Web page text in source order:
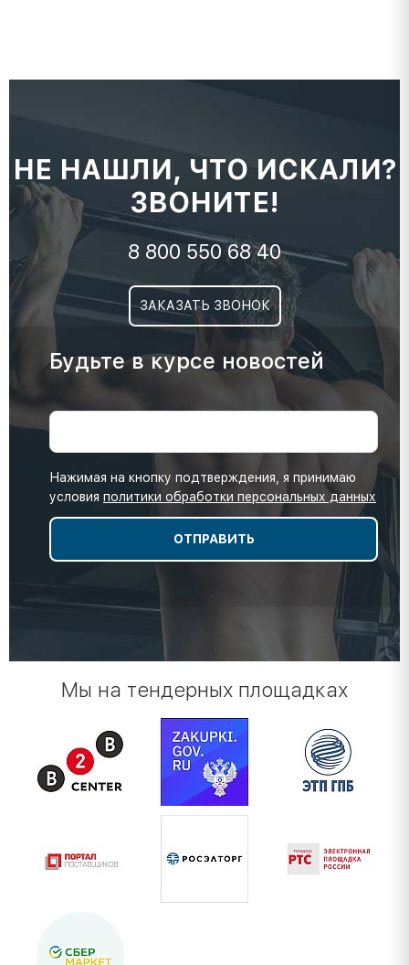
НЕ НАШЛИ, ЧТО ИСКАЛИ?
ЗВОНИТЕ!
8 800 550 68 40
ЗАКАЗАТЬ ЗВОНОК
Будьте в курсе новостей
Нажимая на кнопку подтверждения, я принимаю
условия политики обработки персональных данных
Мы на тендерных площадках